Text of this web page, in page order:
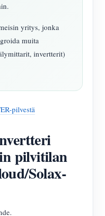
yritys, jonka
muita
invertterit)
pilvestä
pilvitilan
Solax-